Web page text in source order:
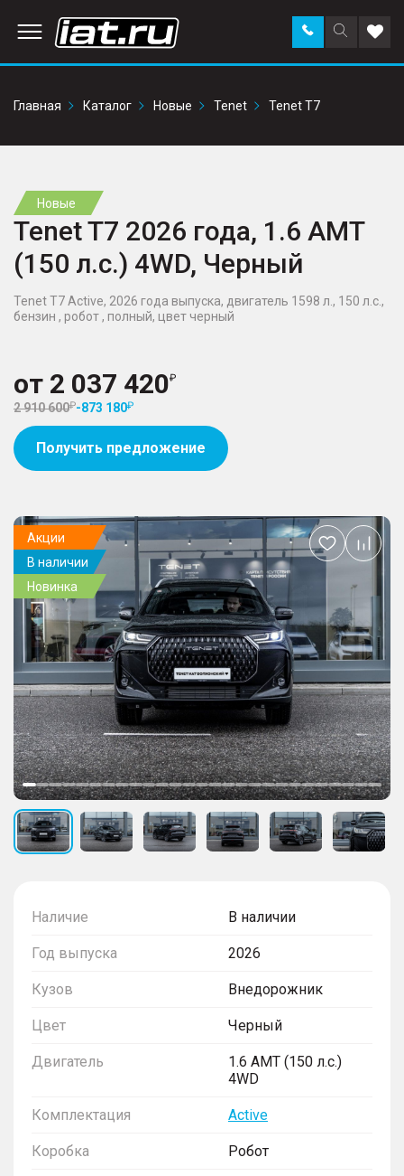
Поиск
по
Заказать
звонок в
Главная
Каталог Новые Tenet Tenet T7
Новые
Tenet T7 2026 года, 1.6 AMT
(150 л.с.) 4WD, Черный
Tenet T7 Active, 2026 года выпуска, двигатель 1598 л., 150 л.с.,
бензин , робот , полный, цвет черный
от 2 037 420
2 910 600 -873 180
Получить предложение
Наличие В наличии
Год выпуска 2026
Кузов Внедорожник
Цвет Черный
Двигатель
1.6 AMT (150 л.с.)
4WD
Комплектация Active
Коробка Робот
Акции
В наличии
Новинка
Добавить
в
избранное